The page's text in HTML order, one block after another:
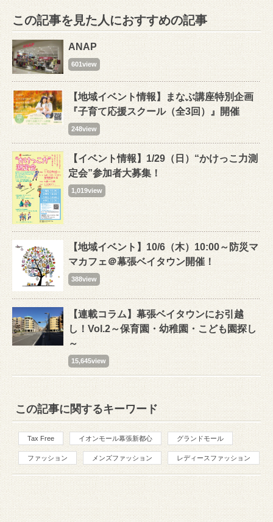
この記事を見た人におすすめの記事
ANAP
601view
【地域イベント情報】まなぶ講座特別企画
『子育て応援スクール（全3回）』開催
248view
【イベント情報】1/29（日）“かけっこ力測
定会”参加者大募集！
1,019view
【地域イベント】10/6（木）10:00～防災マ
マカフェ＠幕張ベイタウン開催！
388view
【連載コラム】幕張ベイタウンにお引越
し！Vol.2～保育園・幼稚園・こども園探し
～
15,645view
この記事に関するキーワード
Tax Free イオンモール幕張新都心 グランドモール
ファッション メンズファッション レディースファッション